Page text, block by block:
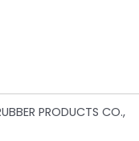
PRODUCTS CO.,